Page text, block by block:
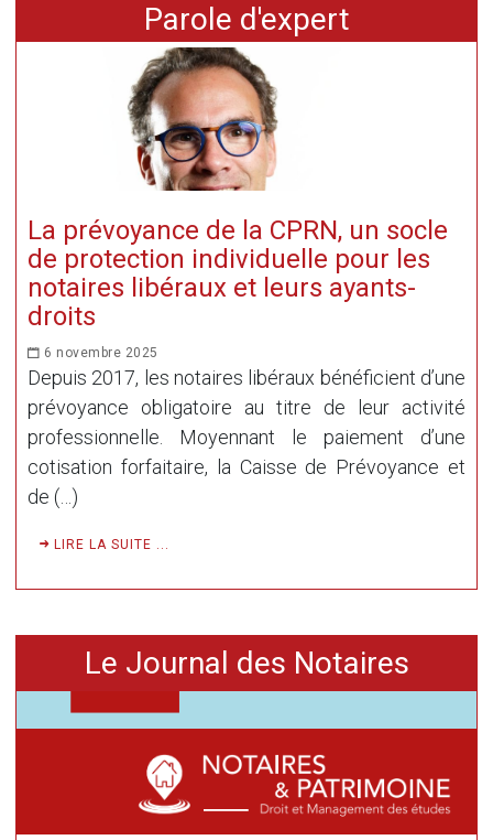
Parole d'expert
La prévoyance de la CPRN, un socle
de protection individuelle pour les
notaires libéraux et leurs ayants-
droits
6 novembre 2025
Depuis 2017, les notaires libéraux bénéficient d’une
prévoyance obligatoire au titre de leur activité
professionnelle. Moyennant le paiement d’une
cotisation forfaitaire, la Caisse de Prévoyance et
de (…)
LIRE LA SUITE ...
Le Journal des Notaires